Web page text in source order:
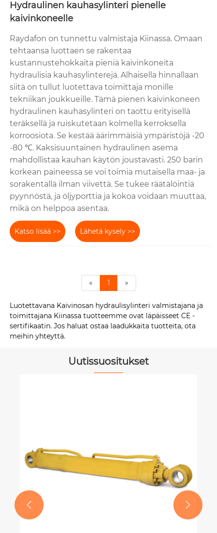
Hydraulinen kauhasylinteri pienelle
kaivinkoneelle
Raydafon on tunnettu valmistaja Kiinassa. Omaan
tehtaansa luottaen se rakentaa
kustannustehokkaita pieniä kaivinkoneita
hydraulisia kauhasylinterejä. Alhaisella hinnallaan
siitä on tullut luotettava toimittaja monille
tekniikan joukkueille. Tämä pienen kaivinkoneen
hydraulinen kauhasylinteri on taottu erityisellä
teräksellä ja ruiskutetaan kolmella kerroksella
korroosiota. Se kestää äärimmäisiä ympäristöjä -20
-80 ℃. Kaksisuuntainen hydraulinen asema
mahdollistaa kauhan käytön joustavasti. 250 barin
korkean paineessa se voi toimia mutaisella maa- ja
sorakentällä ilman viivettä. Se tukee räätälöintiä
pyynnöstä, ja öljyporttia ja kokoa voidaan muuttaa,
mikä on helppoa asentaa.
Katso lisää >> Lähetä kysely >>
« 1 »
Luotettavana Kaivinosan hydraulisylinteri valmistajana ja
toimittajana Kiinassa tuotteemme ovat läpäisseet CE -
sertifikaatin. Jos haluat ostaa laadukkaita tuotteita, ota
meihin yhteyttä.
Uutissuositukset
 